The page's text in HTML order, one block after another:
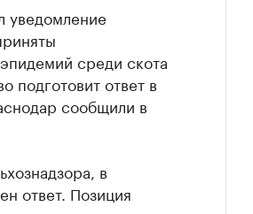
уведомление
среди скота
подготовит ответ в
сообщили в
в
ответ. Позиция